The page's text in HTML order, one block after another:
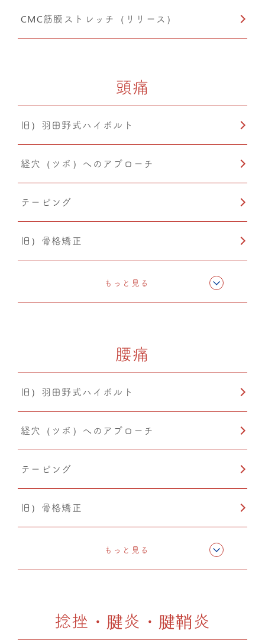
CMC筋膜ストレッチ（リリース）
頭痛
旧）羽田野式ハイボルト
経穴（ツボ）へのアプローチ
テーピング
旧）骨格矯正
CMC筋膜ストレッチ（リリース）
温熱療法
PIA(ピア)
小顔矯正
もっと見る
腰痛
旧）羽田野式ハイボルト
経穴（ツボ）へのアプローチ
テーピング
旧）骨格矯正
CMC筋膜ストレッチ（リリース）
カッピング
もっと見る
捻挫・腱炎・腱鞘炎